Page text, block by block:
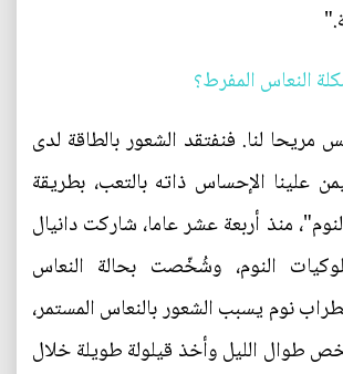
النعاس المفرط؟
مريحا لنا. فنفتقد الشعور بالطاقة لدى
علينا الإحساس ذاته بالتعب، بطريقة
منذ أربعة عشر عاما، شاركت دانيال
النوم، وشُخّصت بحالة النعاس
نوم يسبب الشعور بالنعاس المستمر،
طوال الليل وأخذ قيلولة طويلة خلال